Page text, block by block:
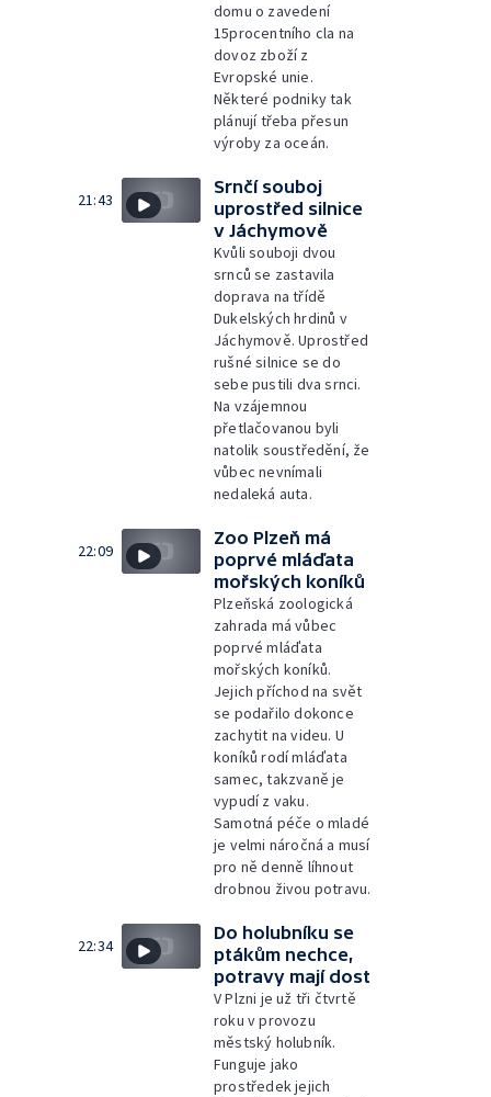
domu o zavedení
15procentního cla na
dovoz zboží z
Evropské unie.
Některé podniky tak
plánují třeba přesun
výroby za oceán.
21:43
Srnčí souboj
uprostřed silnice
v Jáchymově
Kvůli souboji dvou
srnců se zastavila
doprava na třídě
Dukelských hrdinů v
Jáchymově. Uprostřed
rušné silnice se do
sebe pustili dva srnci.
Na vzájemnou
přetlačovanou byli
natolik soustředění, že
vůbec nevnímali
nedaleká auta.
22:09
Zoo Plzeň má
poprvé mláďata
mořských koníků
Plzeňská zoologická
zahrada má vůbec
poprvé mláďata
mořských koníků.
Jejich příchod na svět
se podařilo dokonce
zachytit na videu. U
koníků rodí mláďata
samec, takzvaně je
vypudí z vaku.
Samotná péče o mladé
je velmi náročná a musí
pro ně denně líhnout
drobnou živou potravu.
22:34
Do holubníku se
ptákům nechce,
potravy mají dost
V Plzni je už tři čtvrtě
roku v provozu
městský holubník.
Funguje jako
prostředek jejich